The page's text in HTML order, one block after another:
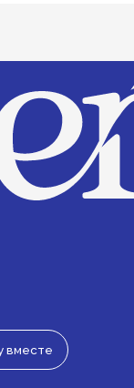
© 2024 The Edgers